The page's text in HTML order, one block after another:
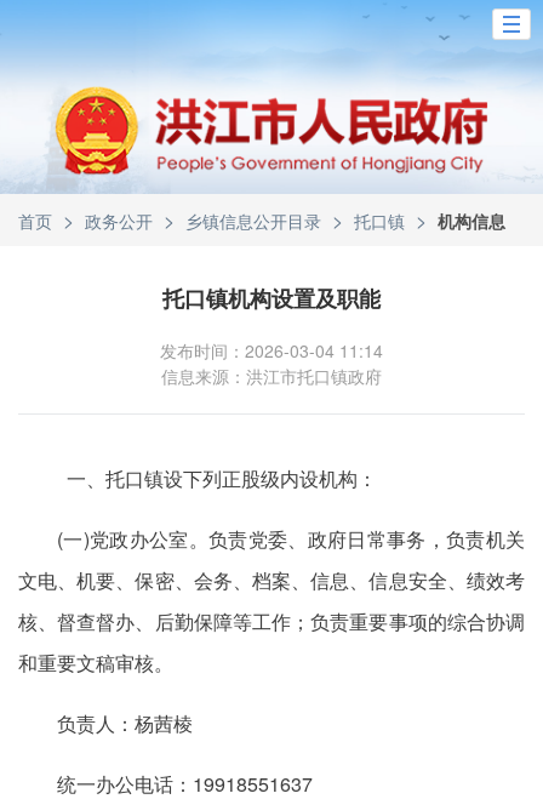
首页 > 政务公开 > 乡镇信息公开目录 > 托口镇 > 机构信息
托口镇机构设置及职能
发布时间：2026-03-04 11:14
信息来源：洪江市托口镇政府
一、托口镇设下列正股级内设机构：
(一)党政办公室。负责党委、政府日常事务，负责机关
文电、机要、保密、会务、档案、信息、信息安全、绩效考
核、督查督办、后勤保障等工作；负责重要事项的综合协调
和重要文稿审核。
负责人：杨茜棱
统一办公电话：19918551637